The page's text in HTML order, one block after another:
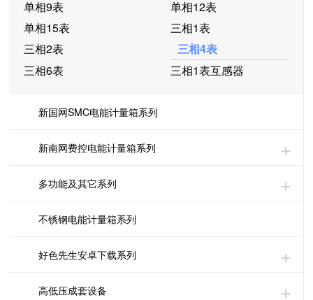
单相9表
单相12表
单相15表
三相1表
三相2表
三相4表
三相6表
三相1表互感器
新国网SMC电能计量箱系列
新南网费控电能计量箱系列
多功能及其它系列
不锈钢电能计量箱系列
好色先生安卓下载系列
高低压成套设备